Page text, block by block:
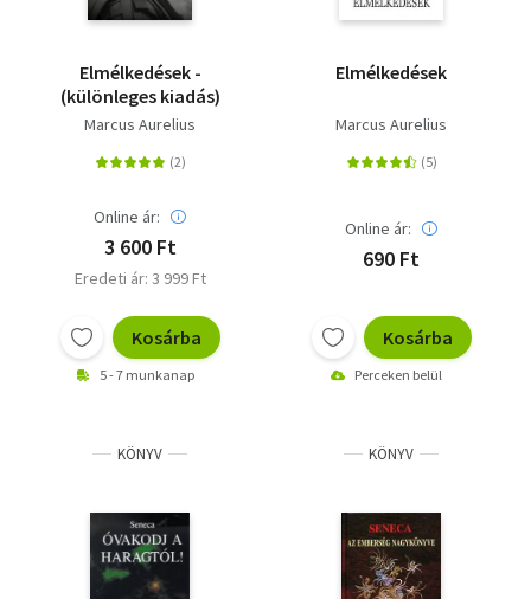
Elmélkedések -
(különleges kiadás)
Marcus Aurelius
Online ár:
3 600 Ft
Eredeti ár: 3 999 Ft
Kosárba
5 - 7 munkanap
Elmélkedések
Marcus Aurelius
Online ár:
690 Ft
Kosárba
Perceken belül
KÖNYV KÖNYV